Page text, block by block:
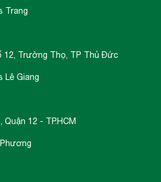
A
Trang
12, Trường Thọ, TP Thủ Đức
Lê Giang
Quận 12 - TP.HCM